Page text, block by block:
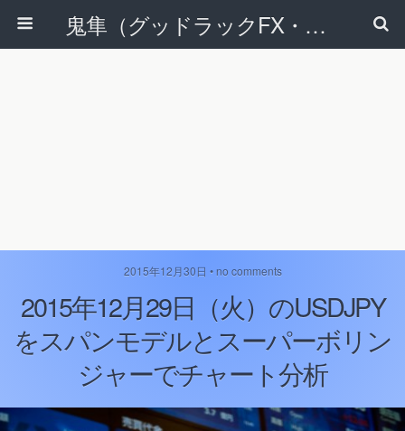
鬼隼（グッドラックFX・改）
2015年12月30日 • no comments
2015年12月29日（火）のUSDJPY
をスパンモデルとスーパーボリン
ジャーでチャート分析